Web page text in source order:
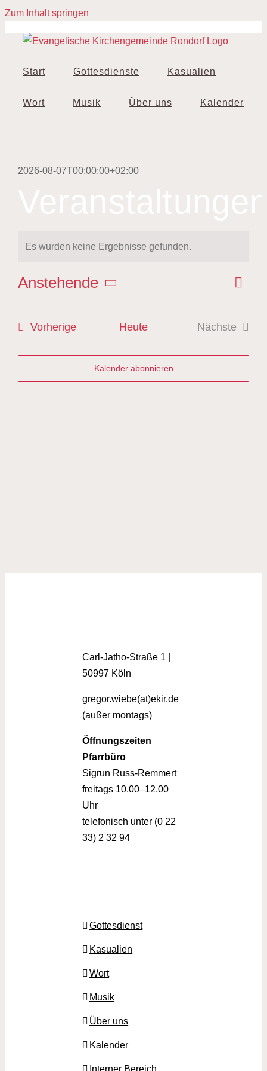
Zum Inhalt springen
Start Gottesdienste Kasualien
Wort Musik Über uns Kalender
2026-08-07T00:00:00+02:00
Es wurden keine Ergebnisse gefunden.
Liste
Anstehende
VorherigeVeranstaltungen
Heute
Nächste
Kalender abonnieren
Carl-Jatho-Straße 1 |
50997 Köln
gregor.wiebe(at)ekir.de
(außer montags)
Öffnungszeiten
Pfarrbüro
Sigrun Russ-Remmert
freitags 10.00–12.00
Uhr
telefonisch unter (0 22
33) 2 32 94
Gottesdienst
Kasualien
Wort
Musik
Über uns
Kalender
Interner Bereich